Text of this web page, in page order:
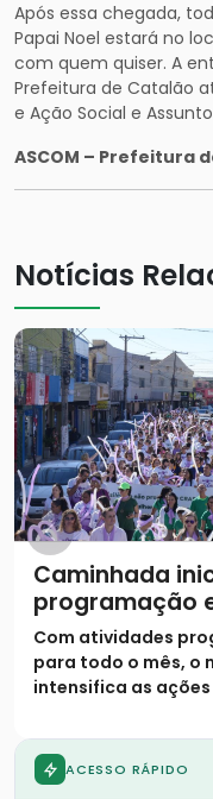
Após essa chegada,
Papai Noel estará no
com quem quiser. A
Prefeitura de Catalão
e Ação Social e
ASCOM – Prefeitura
Notícias
Caminhada
programação
do Agosto Lilás
Com atividades
para todo o mês, o
intensifica as
violência contra a
ACESSO RÁPIDO